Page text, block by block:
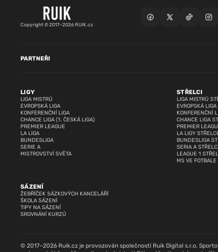
Copyright © 2017–2026 RUIK.cz
LIGY
LIGA MISTRŮ
EVROPSKÁ LIGA
KONFERENČNÍ LIGA
CHANCE LIGA (1. ČESKÁ LIGA)
PREMIER LEAGUE
LA LIGA
BUNDESLIGA
SERIE A
MISTROVSTVÍ SVĚTA
STŘELCI
LIGA MISTRŮ
EVROPSKÁ
KONFERENČNÍ
CHANCE LIGA
PREMIER
LA LIGY STŘELCI
BUNDESLIGA
SERIA A
LEAGUE 1
MS VE FOTBALE
SÁZENÍ
ŽEBŘÍČEK SÁZKOVÝCH KANCELÁŘÍ
ŠKOLA SÁZENÍ
TIPY NA SÁZENÍ
SROVNÁNÍ KURZŮ
PARTNEŘI
© 2017–2026 Ruik.cz je provozován společností Ruik Digital s.r.o.